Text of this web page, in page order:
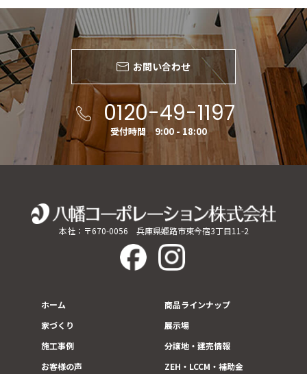
お問い合わせ
0120-49-1197
受付時間 9:00 - 18:00
本社：〒670-0056 兵庫県姫路市東今宿3丁目11-2
ホーム
家づくり
施工事例
お客様の声
商品ラインナップ
展示場
分譲地・建売情報
ZEH・LCCM・補助金